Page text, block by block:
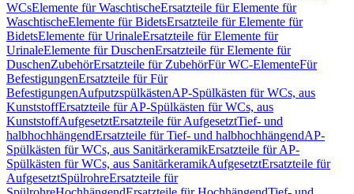
WCsElemente für WaschtischeErsatzteile für Elemente für
WaschtischeElemente für BidetsErsatzteile für Elemente für
BidetsElemente für UrinaleErsatzteile für Elemente für
UrinaleElemente für DuschenErsatzteile für Elemente für
DuschenZubehörErsatzteile für ZubehörFür WC-ElementeFür
BefestigungenErsatzteile für Für
BefestigungenAufputzspülkästenAP-Spülkästen für WCs, aus
KunststoffErsatzteile für AP-Spülkästen für WCs, aus
KunststoffAufgesetztErsatzteile für AufgesetztTief- und
halbhochhängendErsatzteile für Tief- und halbhochhängendAP-
Spülkästen für WCs, aus SanitärkeramikErsatzteile für AP-
Spülkästen für WCs, aus SanitärkeramikAufgesetztErsatzteile für
AufgesetztSpülrohreErsatzteile für